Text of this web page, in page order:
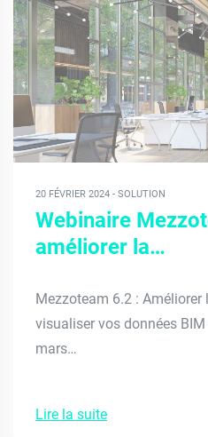
20 FÉVRIER 2024 - SOLUTION
Webinaire
améliorer la…
Mezzoteam 6.2 :
visualiser vos données
mars…
Lire la suite